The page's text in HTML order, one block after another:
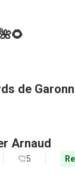
de
Arnaud
5